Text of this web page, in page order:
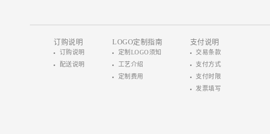
订购说明
订购说明
配送说明
LOGO定制指南
定制LOGO须知
工艺介绍
定制费用
支付说明
交易条款
支付方式
支付时限
发票填写